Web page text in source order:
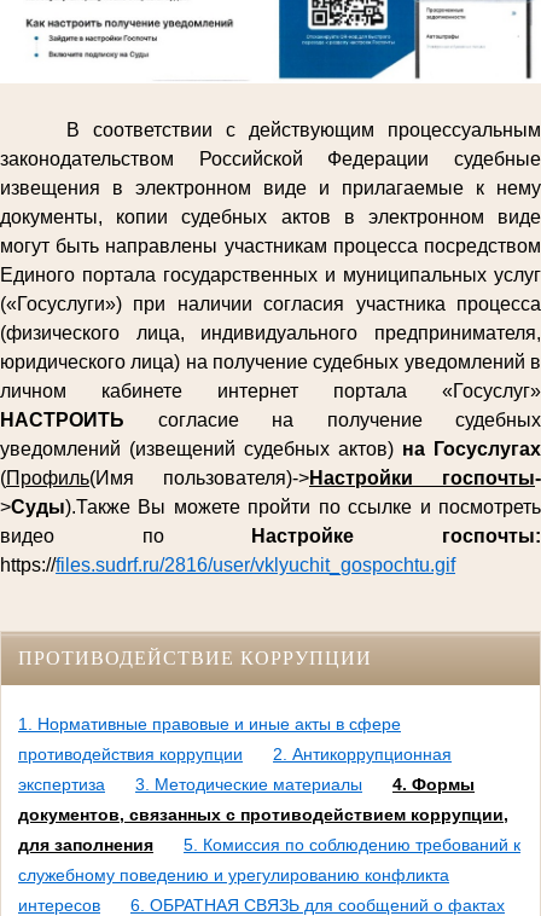
В соответствии с действующим процессуальным
законодательством Российской Федерации судебные
извещения в электронном виде и прилагаемые к нему
документы, копии судебных актов в электронном виде
могут быть направлены участникам процесса посредством
Единого портала государственных и муниципальных услуг
(«Госуслуги») при наличии согласия участника процесса
(физического лица, индивидуального предпринимателя,
юридического лица) на получение судебных уведомлений в
личном кабинете интернет портала «Госуслуг»
НАСТРОИТЬ согласие на получение судебных
уведомлений (извещений судебных актов) на Госуслугах
(Профиль(Имя пользователя)->Настройки госпочты-
>Суды).Также Вы можете пройти по ссылке и посмотреть
видео по
Настройке госпочты:
https://files.sudrf.ru/2816/user/vklyuchit_gospochtu.gif
ПРОТИВОДЕЙСТВИЕ КОРРУПЦИИ
1. Нормативные правовые и иные акты в сфере
противодействия коррупции
2. Антикоррупционная
экспертиза
3. Методические материалы
4. Формы
документов, связанных с противодействием коррупции,
для заполнения
5. Комиссия по соблюдению требований к
служебному поведению и урегулированию конфликта
интересов
6. ОБРАТНАЯ СВЯЗЬ для сообщений о фактах